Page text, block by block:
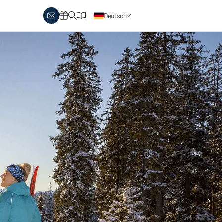
Skitouren
Österreich
Skitouren auf Pisten
Urlaubsgutscheine
Katalog
Events
Blog
Deutsch
Englisch